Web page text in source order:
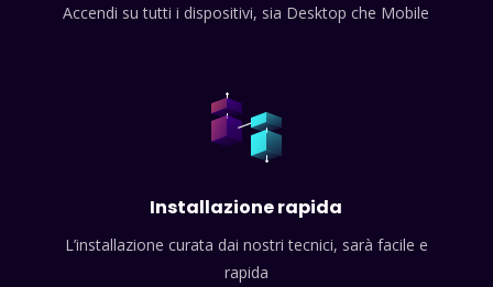
Accendi su tutti i dispositivi, sia Desktop che Mobile
Installazione rapida
L’installazione curata dai nostri tecnici, sarà facile e
rapida